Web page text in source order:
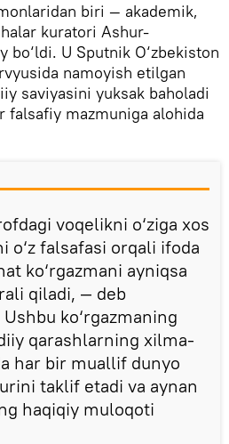
biri — akademik,
kuratori Ashur-
bo‘ldi. U Sputnik O‘zbekiston
namoyish etilgan
saviyasini yuksak baholadi
falsafiy mazmuniga alohida
voqelikni o‘ziga xos
o‘z falsafasi orqali ifoda
ko‘rgazmani ayniqsa
qiladi, — deb
ko‘rgazmaning
qarashlarning xilma-
har bir muallif dunyo
taklif etadi va aynan
haqiqiy muloqoti